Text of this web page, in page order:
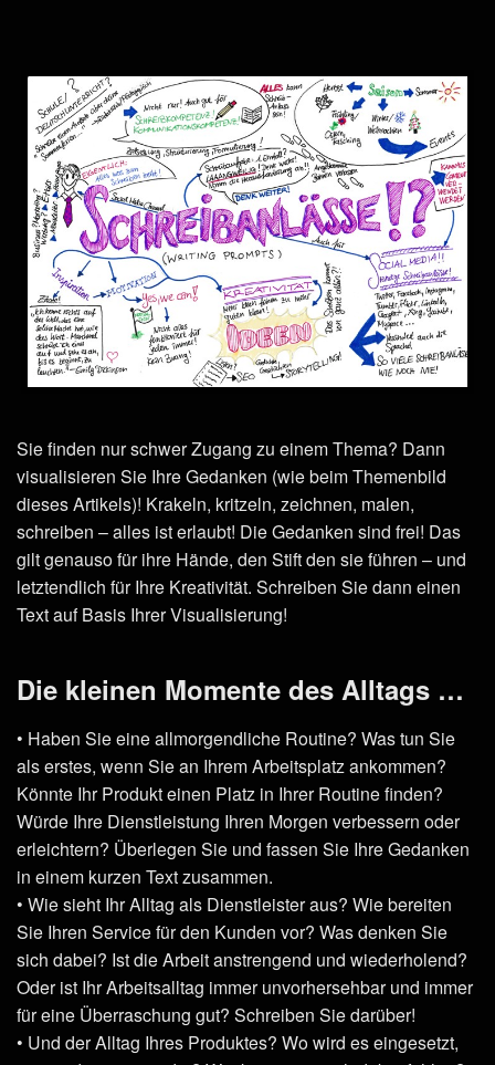
Sie finden nur schwer Zugang zu einem Thema? Dann
visualisieren Sie Ihre Gedanken (wie beim Themenbild
dieses Artikels)! Krakeln, kritzeln, zeichnen, malen,
schreiben – alles ist erlaubt! Die Gedanken sind frei! Das
gilt genauso für ihre Hände, den Stift den sie führen – und
letztendlich für Ihre Kreativität. Schreiben Sie dann einen
Text auf Basis Ihrer Visualisierung!
Die kleinen Momente des Alltags …
• Haben Sie eine allmorgendliche Routine? Was tun Sie
als erstes, wenn Sie an Ihrem Arbeitsplatz ankommen?
Könnte Ihr Produkt einen Platz in Ihrer Routine finden?
Würde Ihre Dienstleistung Ihren Morgen verbessern oder
erleichtern? Überlegen Sie und fassen Sie Ihre Gedanken
in einem kurzen Text zusammen.
• Wie sieht Ihr Alltag als Dienstleister aus? Wie bereiten
Sie Ihren Service für den Kunden vor? Was denken Sie
sich dabei? Ist die Arbeit anstrengend und wiederholend?
Oder ist Ihr Arbeitsalltag immer unvorhersehbar und immer
für eine Überraschung gut? Schreiben Sie darüber!
• Und der Alltag Ihres Produktes? Wo wird es eingesetzt,